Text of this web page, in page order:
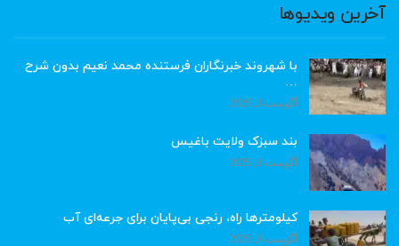
آخرین ویدیوها
با شهروند خبرنگاران فرستنده محمد نعیم بدون شرح
…
آگوست 8, 2026
بند سبزک ولایت باغیس
آگوست 8, 2026
کیلومترها راه، رنجی بی‌پایان برای جرعه‌ای آب
آگوست 8, 2026